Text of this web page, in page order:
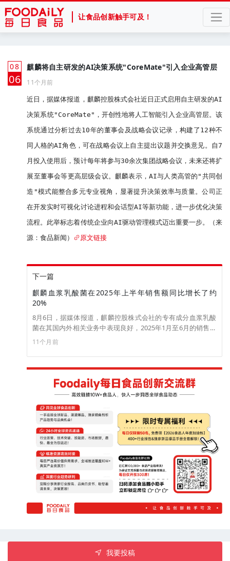
让食品创新触手可及！
08
月
06
麒麟将自主研发的AI决策系统"CoreMate"引入企业高管层
11个月前
近日，据媒体报道，麒麟控股株式会社近日正式启用自主研发的AI
决策系统"CoreMate"，开创性地将人工智能引入企业高管层。该
系统通过分析过去10年的董事会及战略会议记录，构建了12种不
同人格的AI角色，可在战略会议上自主提出议题并交换意见。自7
月投入使用后，预计每年将参与30余次集团战略会议，未来还将扩
展至董事会等更高层级会议。麒麟表示，AI与人类高管的"共同创
造"模式能整合多元专业视角，显著提升决策效率与质量。公司正
在开发实时可视化讨论进程和会话型AI等新功能，进一步优化决策
流程。此举标志着传统企业向AI驱动管理模式迈出重要一步。（来
源：食品新闻）
原文链接
下一篇
麒麟血浆乳酸菌在2025年上半年销售额同比增长了约
20%
8月6日，据媒体报道，麒麟控股株式会社的专有成分血浆乳酸
菌在其国内外相关业务中表现良好，2025年1月至6月的销售额
相较去年同比增长约 20%。按不同类别的销售数据统计显示
（2025年1～6月累计）：相较去年，“iMUSE”补充剂的销售额
同比增长了约3成；含血浆乳酸菌的饮料销量表现良好，同比增
长约10%；“小岩井免疫力保健酸奶”整体品牌销量同比增长约
20%，其中“小岩井免疫力保健酸奶清甜”400克销量同比增长约
30%；通过合作公司销售的含有“血浆乳酸菌”的功能性宣称食
品，目前已增至10家公司销售的19种产品，日本国内销售额同
比增长约60%；同时，血浆乳酸菌海外出货表现强劲，销售额
同比增长约80%。（来源：prtimes）
11个月前
我要投稿